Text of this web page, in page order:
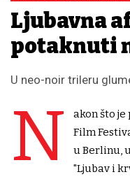
Ljubavna
potaknuti
U neo-noir trileru
N
akon što
Film
u Berlinu,
"Ljubav i